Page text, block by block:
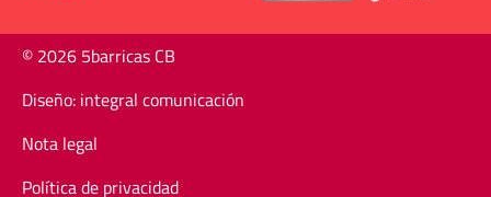
© 2026 5barricas CB
Diseño: integral comunicación
Nota legal
Política de privacidad